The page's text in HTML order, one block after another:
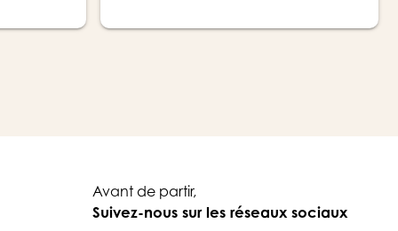
Avant de partir,
Suivez-nous sur les réseaux sociaux